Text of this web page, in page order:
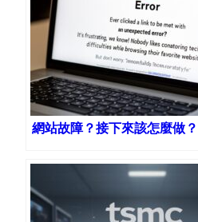
網站故障？接下來該怎麼做？